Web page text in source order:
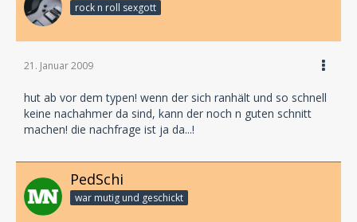
rock n roll sexgott
21. Januar 2009
hut ab vor dem typen! wenn der sich ranhält und so schnell
keine nachahmer da sind, kann der noch n guten schnitt
machen! die nachfrage ist ja da...!
PedSchi
war mutig und geschickt